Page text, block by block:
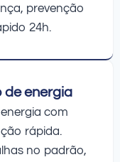
prevenção
24h.
de energia
com
rápida.
no padrão,